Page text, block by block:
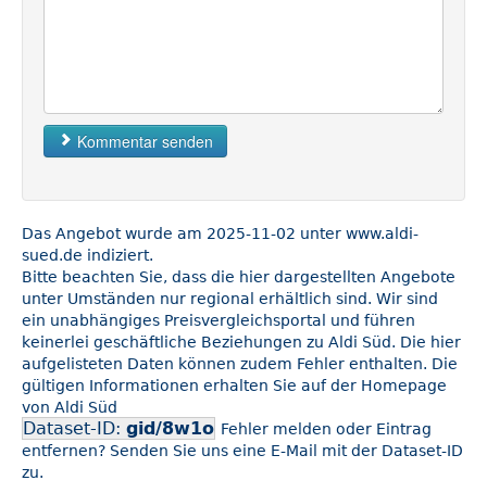
Kommentar senden
Das Angebot wurde am 2025-11-02 unter www.aldi-
sued.de indiziert.
Bitte beachten Sie, dass die hier dargestellten Angebote
unter Umständen nur regional erhältlich sind. Wir sind
ein unabhängiges Preisvergleichsportal und führen
keinerlei geschäftliche Beziehungen zu Aldi Süd. Die hier
aufgelisteten Daten können zudem Fehler enthalten. Die
gültigen Informationen erhalten Sie auf der Homepage
von Aldi Süd
Dataset-ID: gid/8w1o Fehler melden oder Eintrag
entfernen? Senden Sie uns eine E-Mail mit der Dataset-ID
zu.